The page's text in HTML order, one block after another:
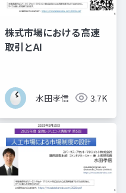
株式市場における高速
取引とAI
水田孝信 3.7K